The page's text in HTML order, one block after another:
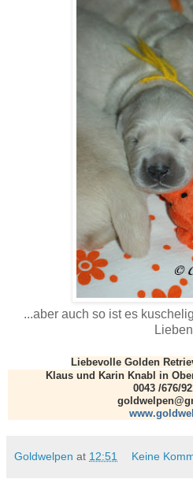
...aber auch so ist es
Liebevolle Golden
Klaus und Karin Knabl in
0043 /676/
www.gold
Goldwelpen at 12:51 Keine